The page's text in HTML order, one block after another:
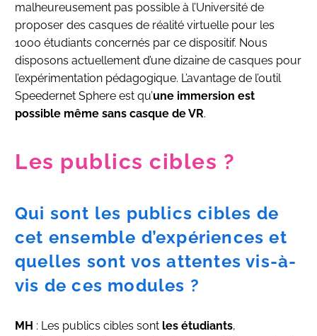
malheureusement pas possible à l’Université de
proposer des casques de réalité virtuelle pour les
1000 étudiants concernés par ce dispositif. Nous
disposons actuellement d’une dizaine de casques pour
l’expérimentation pédagogique. L’avantage de l’outil
Speedernet Sphere est qu’une immersion est
possible même sans casque de VR.
Les publics cibles ?
Qui sont les publics cibles de
cet ensemble d’expériences et
quelles sont vos attentes vis-à-
vis de ces modules ?
MH : Les publics cibles sont les étudiants,